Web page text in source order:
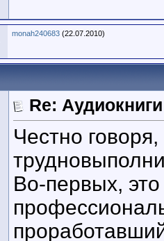
monah240683 (22.07.2010)
Re:
Честно
Во-первых,